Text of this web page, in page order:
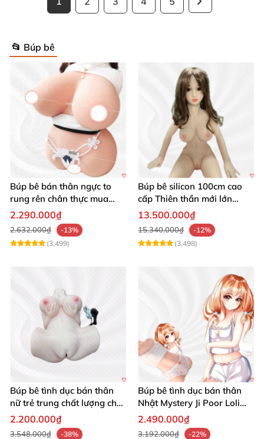
📂 Búp bê
Búp bê bán thân ngực to
rung rên chân thực mua
ngay
2.290.000₫
2.632.000₫
-13%
(3,499)
Búp bê silicon 100cm cao
cấp Thiên thần mới lớn
mượt mà mềm mại
13.500.000₫
15.340.000₫
-12%
(3,498)
Búp bê tình dục bán thân
nữ trẻ trung chất lượng chất
chơi
2.200.000₫
3.548.000₫
-38%
Búp bê tình dục bán thân
Nhật Mystery Ji Poor Loli
TPE 6kg siêu mềm mại
2.490.000₫
3.192.000₫
-22%